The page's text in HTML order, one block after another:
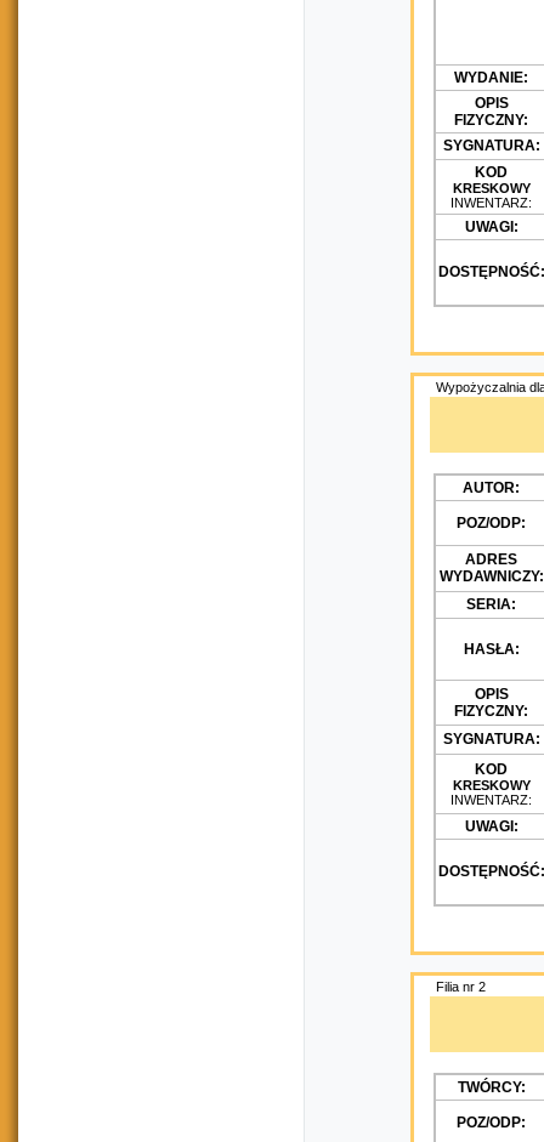
WYDANIE:
OPIS
FIZYCZNY:
SYGNATURA:
KOD
KRESKOWY
INWENTARZ:
UWAGI:
DOSTĘPNOŚĆ:
Wypożyczalnia
AUTOR:
POZ/ODP:
ADRES
WYDAWNICZY:
SERIA:
HASŁA:
OPIS
FIZYCZNY:
SYGNATURA:
KOD
KRESKOWY
INWENTARZ:
UWAGI:
DOSTĘPNOŚĆ:
Filia nr 2
TWÓRCY:
POZ/ODP: